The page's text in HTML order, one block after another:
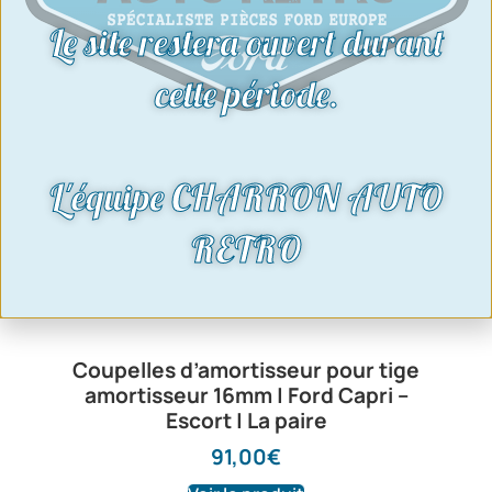
Coupelles d’amortisseur pour tige
amortisseur 16mm | Ford Capri –
Escort | La paire
91,00€
Le site restera ouvert durant
cette période.
L'équipe CHARRON AUTO
RETRO